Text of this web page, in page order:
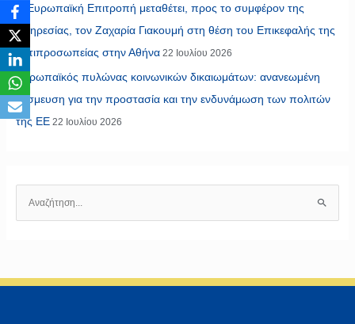
Η Ευρωπαϊκή Επιτροπή μεταθέτει, προς το συμφέρον της
υπηρεσίας, τον Ζαχαρία Γιακουμή στη θέση του Επικεφαλής της
Αντιπροσωπείας στην Αθήνα 22 Ιουλίου 2026
Ευρωπαϊκός πυλώνας κοινωνικών δικαιωμάτων: ανανεωμένη
δέσμευση για την προστασία και την ενδυνάμωση των πολιτών
της ΕΕ 22 Ιουλίου 2026